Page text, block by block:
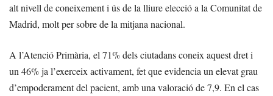
alt nivell de coneixement i ús de la lliure elecció a la Comunitat de
Madrid, molt per sobre de la mitjana nacional.
A l’Atenció Primària, el 71% dels ciutadans coneix aquest dret i
un 46% ja l’exerceix activament, fet que evidencia un elevat grau
d’empoderament del pacient, amb una valoració de 7,9. En el cas